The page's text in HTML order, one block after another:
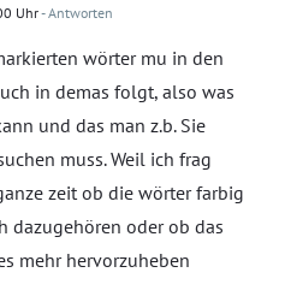
Uhr- Antworten
wörter mu in den
in demas folgt, also was
und das man z.b. Sie
muss. Weil ich frag
zeit ob die wörter farbig
dazugehören oder ob das
mehr hervorzuheben